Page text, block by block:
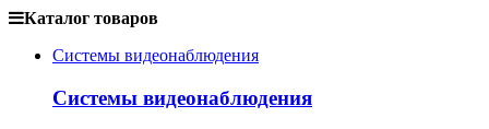
Каталог товаров
Системы видеонаблюдения
Системы видеонаблюдения